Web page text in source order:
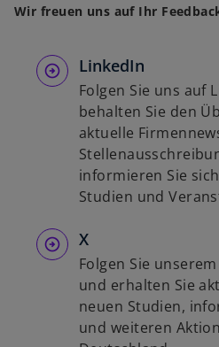
Wir freuen uns auf Ihr
LinkedIn
Folgen Sie uns auf
behalten Sie den
aktuelle
informieren Sie
Studien und
X
Folgen Sie
und erhalten Sie
neuen Studien,
und weiteren